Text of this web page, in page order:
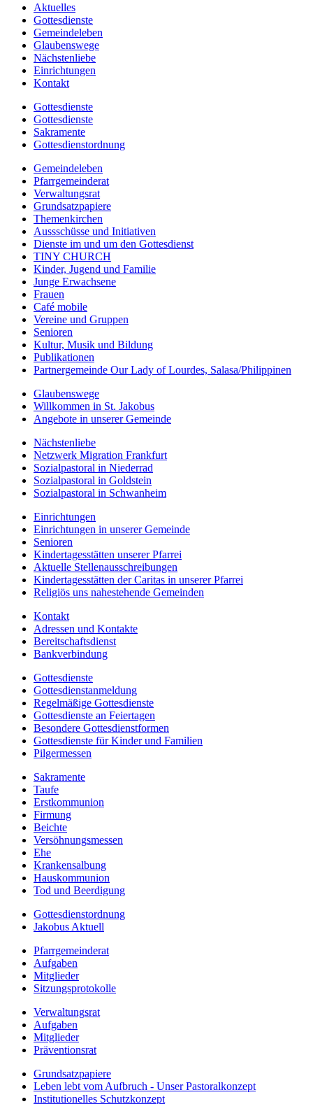
Aktuelles
Gottesdienste
Gemeindeleben
Glaubenswege
Nächstenliebe
Einrichtungen
Kontakt
Gottesdienste
Gottesdienste
Sakramente
Gottesdienstordnung
Gemeindeleben
Pfarrgemeinderat
Verwaltungsrat
Grundsatzpapiere
Themenkirchen
Aussschüsse und Initiativen
Dienste im und um den Gottesdienst
TINY CHURCH
Kinder, Jugend und Familie
Junge Erwachsene
Frauen
Café mobile
Vereine und Gruppen
Senioren
Kultur, Musik und Bildung
Publikationen
Partnergemeinde Our Lady of Lourdes, Salasa/Philippinen
Glaubenswege
Willkommen in St. Jakobus
Angebote in unserer Gemeinde
Nächstenliebe
Netzwerk Migration Frankfurt
Sozialpastoral in Niederrad
Sozialpastoral in Goldstein
Sozialpastoral in Schwanheim
Einrichtungen
Einrichtungen in unserer Gemeinde
Senioren
Kindertagesstätten unserer Pfarrei
Aktuelle Stellenausschreibungen
Kindertagesstätten der Caritas in unserer Pfarrei
Religiös uns nahestehende Gemeinden
Kontakt
Adressen und Kontakte
Bereitschaftsdienst
Bankverbindung
Gottesdienste
Gottesdienstanmeldung
Regelmäßige Gottesdienste
Gottesdienste an Feiertagen
Besondere Gottesdienstformen
Gottesdienste für Kinder und Familien
Pilgermessen
Sakramente
Taufe
Erstkommunion
Firmung
Beichte
Versöhnungsmessen
Ehe
Krankensalbung
Hauskommunion
Tod und Beerdigung
Gottesdienstordnung
Jakobus Aktuell
Pfarrgemeinderat
Aufgaben
Mitglieder
Sitzungsprotokolle
Verwaltungsrat
Aufgaben
Mitglieder
Präventionsrat
Grundsatzpapiere
Leben lebt vom Aufbruch - Unser Pastoralkonzept
Institutionelles Schutzkonzept